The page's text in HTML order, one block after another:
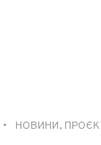
• НОВИНИ,